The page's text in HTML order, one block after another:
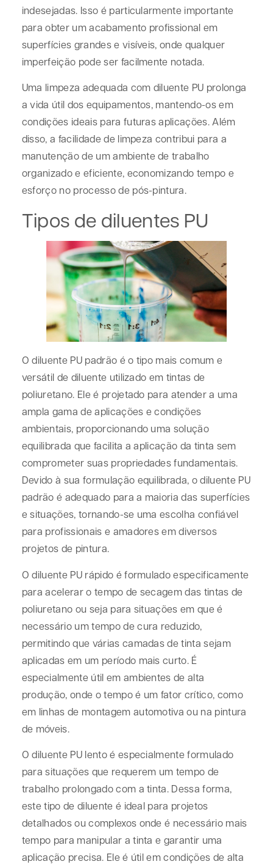
indesejadas. Isso é particularmente importante
para obter um acabamento profissional em
superfícies grandes e visíveis, onde qualquer
imperfeição pode ser facilmente notada.
Uma limpeza adequada com diluente PU prolonga
a vida útil dos equipamentos, mantendo-os em
condições ideais para futuras aplicações. Além
disso, a facilidade de limpeza contribui para a
manutenção de um ambiente de trabalho
organizado e eficiente, economizando tempo e
esforço no processo de pós-pintura.
Tipos de diluentes PU
O diluente PU padrão é o tipo mais comum e
versátil de diluente utilizado em tintas de
poliuretano. Ele é projetado para atender a uma
ampla gama de aplicações e condições
ambientais, proporcionando uma solução
equilibrada que facilita a aplicação da tinta sem
comprometer suas propriedades fundamentais.
Devido à sua formulação equilibrada, o diluente PU
padrão é adequado para a maioria das superfícies
e situações, tornando-se uma escolha confiável
para profissionais e amadores em diversos
projetos de pintura.
O diluente PU rápido é formulado especificamente
para acelerar o tempo de secagem das tintas de
poliuretano ou seja para situações em que é
necessário um tempo de cura reduzido,
permitindo que várias camadas de tinta sejam
aplicadas em um período mais curto. É
especialmente útil em ambientes de alta
produção, onde o tempo é um fator crítico, como
em linhas de montagem automotiva ou na pintura
de móveis.
O diluente PU lento é especialmente formulado
para situações que requerem um tempo de
trabalho prolongado com a tinta. Dessa forma,
este tipo de diluente é ideal para projetos
detalhados ou complexos onde é necessário mais
tempo para manipular a tinta e garantir uma
aplicação precisa. Ele é útil em condições de alta